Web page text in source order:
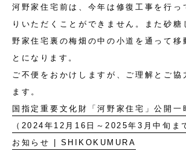
河野家住宅前は、今年は修復工事を行っ
りいただくことができません。また砂糖
野家住宅裏の梅畑の中の小道を通って移
とになります。
ご不便をおかけしますが、ご理解とご協
ます。
国指定重要文化財「河野家住宅」公開一
（2024年12月16日～2025年3月中旬ま
お知らせ | SHIKOKUMURA